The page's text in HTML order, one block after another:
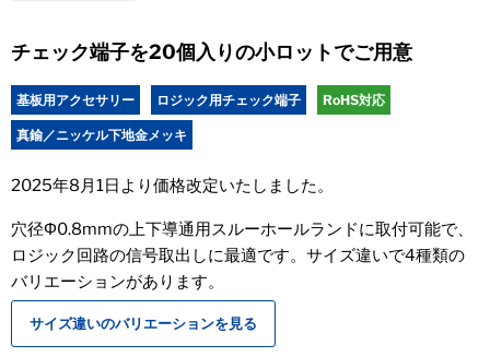
チェック端子を20個入りの小ロットでご用意
基板用アクセサリー ロジック用チェック端子 RoHS対応
真鍮／ニッケル下地金メッキ
2025年8月1日より価格改定いたしました。
穴径Φ0.8mmの上下導通用スルーホールランドに取付可能で、
ロジック回路の信号取出しに最適です。サイズ違いで4種類の
バリエーションがあります。
サイズ違いのバリエーションを見る